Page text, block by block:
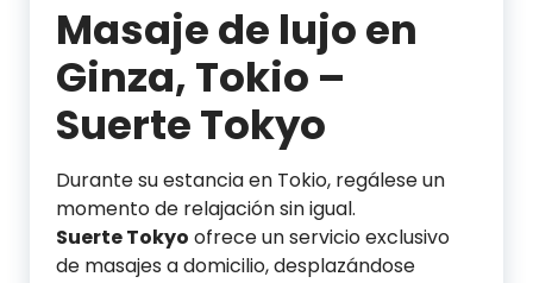
Masaje de lujo en
Ginza, Tokio –
Suerte Tokyo
Durante su estancia en Tokio, regálese un
momento de relajación sin igual.
Suerte Tokyo ofrece un servicio exclusivo
de masajes a domicilio, desplazándose